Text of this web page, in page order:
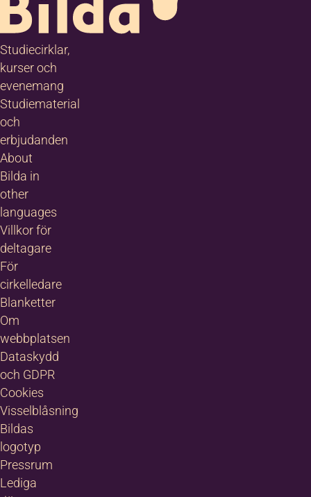
Studiecirklar,
kurser och
evenemang
Studiematerial
och
erbjudanden
About
Bilda in
other
languages
Villkor för
deltagare
För
cirkelledare
Blanketter
Om
webbplatsen
Dataskydd
och GDPR
Cookies
Visselblåsning
Bildas
logotyp
Pressrum
Lediga